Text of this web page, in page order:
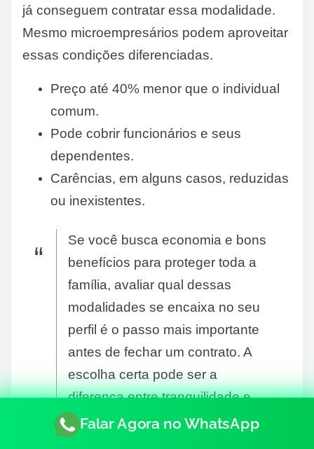
já conseguem contratar essa modalidade.
Mesmo microempresários podem aproveitar
essas condições diferenciadas.
Preço até 40% menor que o individual
comum.
Pode cobrir funcionários e seus
dependentes.
Carências, em alguns casos, reduzidas
ou inexistentes.
Se você busca economia e bons
benefícios para proteger toda a
família, avaliar qual dessas
modalidades se encaixa no seu
perfil é o passo mais importante
antes de fechar um contrato. A
escolha certa pode ser a
diferença entre tranquilidade e
custos inesperados a longo
prazo.
Falar Agora no WhatsApp